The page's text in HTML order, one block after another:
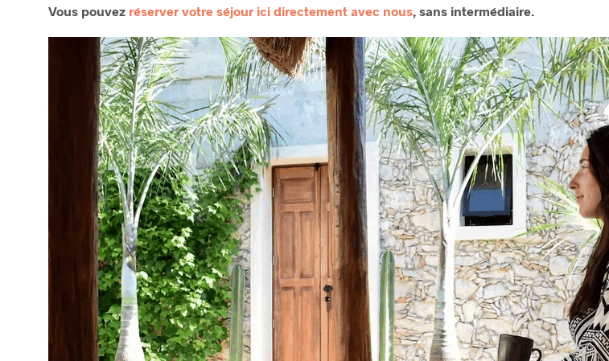
Vous pouvez réserver votre séjour ici directement avec nous , sans intermédiaire.